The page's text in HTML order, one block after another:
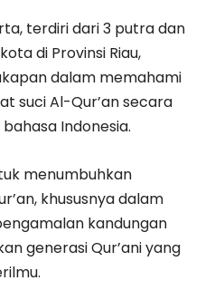
terdiri dari 3 putra dan
di Provinsi Riau,
dalam memahami
suci Al-Qur’an secara
Indonesia.
menumbuhkan
khususnya dalam
kandungan
generasi Qur’ani yang